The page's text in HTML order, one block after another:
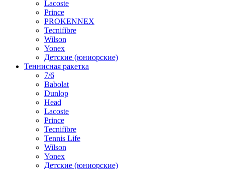
Lacoste
Prince
PROKENNEX
Tecnifibre
Wilson
Yonex
Детские (юниорские)
Теннисная ракетка
7/6
Babolat
Dunlop
Head
Lacoste
Prince
Tecnifibre
Tennis Life
Wilson
Yonex
Детские (юниорские)